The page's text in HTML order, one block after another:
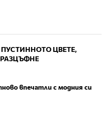
ЦВЕТЕ,
впечатли с модния си